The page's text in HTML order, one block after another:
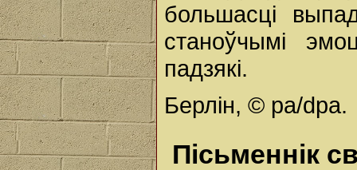
большасці
станоўчымі
падзякі.
Берлін, © pa/dpa.
Пісьменнік